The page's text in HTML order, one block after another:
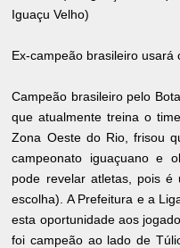
Iguaçu Velho)
Ex-campeão brasileiro usará
Campeão brasileiro pelo
que atualmente treina o
Zona Oeste do Rio, frisou
campeonato iguaçuano e
pode revelar atletas, pois é
escolha). A Prefeitura e a
esta oportunidade aos
foi campeão ao lado de